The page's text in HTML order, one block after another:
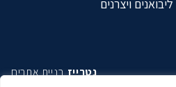
ליבואנים ויצרנים
נטרייזבניית אתרים